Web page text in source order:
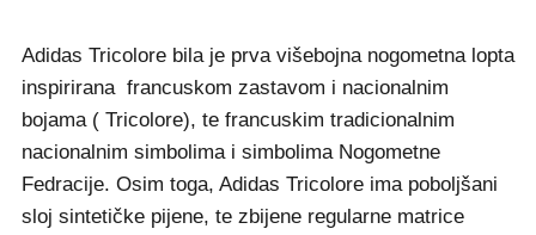
Adidas Tricolore bila je prva višebojna nogometna lopta
inspirirana francuskom zastavom i nacionalnim
bojama ( Tricolore), te francuskim tradicionalnim
nacionalnim simbolima i simbolima Nogometne
Fedracije. Osim toga, Adidas Tricolore ima poboljšani
sloj sintetičke pijene, te zbijene regularne matrice